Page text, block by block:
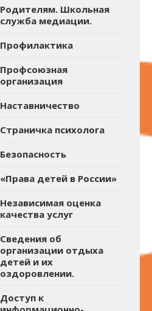
Родителям. Школьная
служба медиации.
Профилактика
Профсоюзная
организация
Наставничество
Страничка психолога
Безопасность
«Права детей в России»
Независимая оценка
качества услуг
Сведения об
организации отдыха
детей и их
оздоровлении.
Доступ к